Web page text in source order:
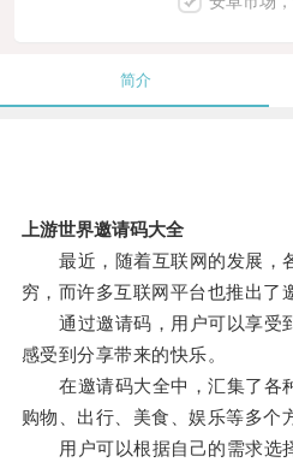
简介
上游世界邀请码大全
最近，随着互联网的发展，
穷，而许多互联网平台也推出了
通过邀请码，用户可以享受
感受到分享带来的快乐。
在邀请码大全中，汇集了各
购物、出行、美食、娱乐等多个
用户可以根据自己的需求选